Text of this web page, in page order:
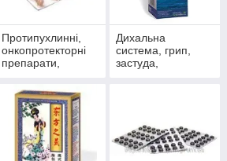
Протипухлинні,
онкопротекторні
препарати,
Дихальна
система, грип,
застуда,